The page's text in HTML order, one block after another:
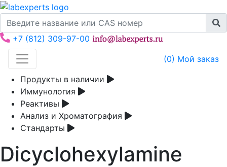
+7 (812) 309-97-00
(0) Мой заказ
Продукты в наличии
Иммунология
Реактивы
Анализ и Хроматография
Стандарты
Dicyclohexylamine